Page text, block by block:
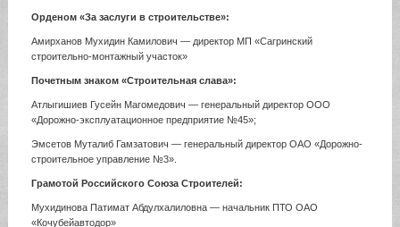
Орденом «За заслуги в строительстве»:
Амирханов Мухидин Камилович — директор МП «Сагринский
строительно-монтажный участок»
Почетным знаком «Строительная слава»:
Атлыгишиев Гусейн Магомедович — генеральный директор ООО
«Дорожно-эксплуатационное предприятие №45»;
Эмсетов Муталиб Гамзатович — генеральный директор ОАО «Дорожно-
строительное управление №3».
Грамотой Российского Союза Строителей:
Мухидинова Патимат Абдулхалиловна — начальник ПТО ОАО
«Кочубейавтодор»